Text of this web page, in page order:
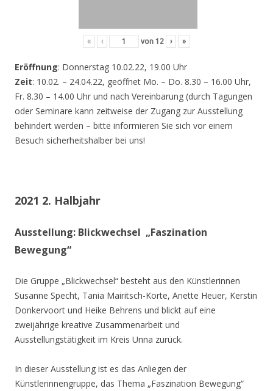
« ‹ von 12 › »
Eröffnung: Donnerstag 10.02.22, 19.00 Uhr
Zeit: 10.02. – 24.04.22, geöffnet Mo. – Do. 8.30 – 16.00 Uhr,
Fr. 8.30 – 14.00 Uhr und nach Vereinbarung (durch Tagungen
oder Seminare kann zeitweise der Zugang zur Ausstellung
behindert werden – bitte informieren Sie sich vor einem
Besuch sicherheitshalber bei uns!
2021 2. Halbjahr
Ausstellung: Blickwechsel „Faszination
Bewegung“
Die Gruppe „Blickwechsel“ besteht aus den Künstlerinnen
Susanne Specht, Tania Mairitsch-Korte, Anette Heuer, Kerstin
Donkervoort und Heike Behrens und blickt auf eine
zweijährige kreative Zusammenarbeit und
Ausstellungstätigkeit im Kreis Unna zurück.
In dieser Ausstellung ist es das Anliegen der
Künstlerinnengruppe, das Thema „Faszination Bewegung“